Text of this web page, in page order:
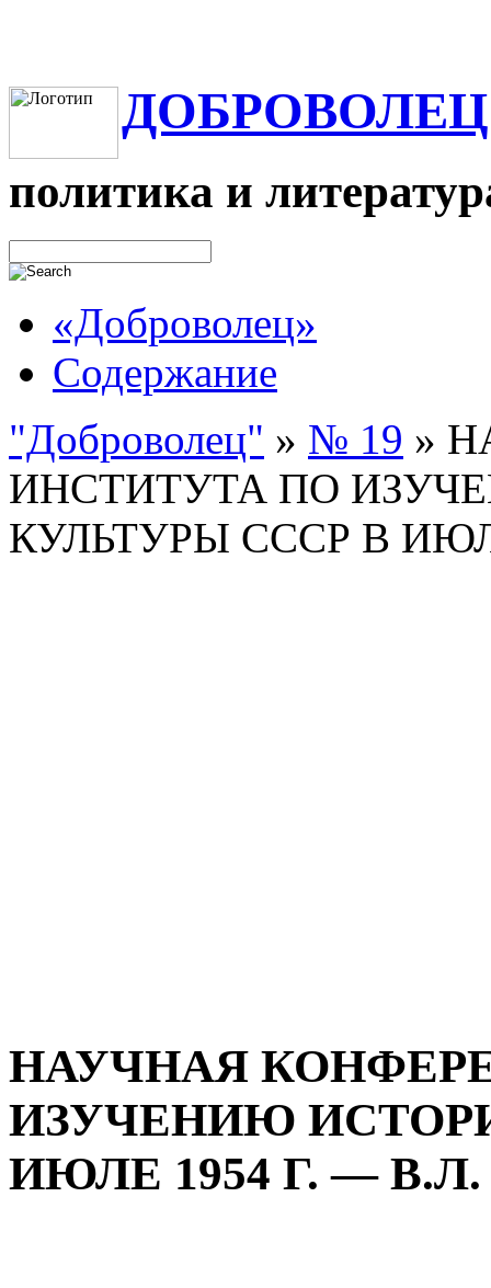
ДОБРОВОЛЕЦ
политика и
«Доброволец»
Содержание
"Доброволец" » № 19 »
ИНСТИТУТА ПО
КУЛЬТУРЫ СССР В
НАУЧНАЯ
ИЗУЧЕНИЮ
ИЮЛЕ 1954 Г. — В.Л.